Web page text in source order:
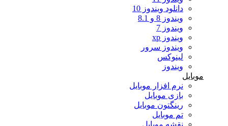
دانلود ویندوز 10
ویندوز سرور
لینوکس
نرم افزار موبایل
بازی موبایل
رینگتون موبایل
تم موبایل
نقشه موبایل